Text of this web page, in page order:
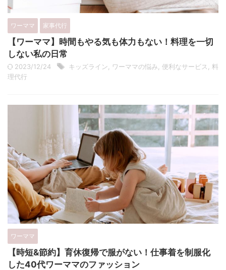
ワーママ 家事代行
【ワーママ】時間もやる気も体力もない！料理を一切
しない私の日常
2023/12/24 キッズライン, ワーママの悩み, 便利なサービス, 料
理代行
ワーママ
【時短&節約】育休復帰で服がない！仕事着を制服化
した40代ワーママのファッション